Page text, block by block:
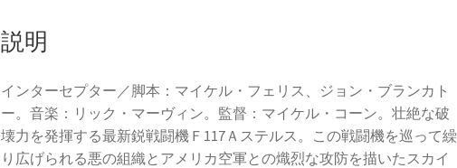
説明
インターセプター／脚本：マイケル・フェリス、ジョン・ブランカト
ー。音楽：リック・マーヴィン。監督：マイケル・コーン。壮絶な破
壊力を発揮する最新鋭戦闘機Ｆ117Ａステルス。この戦闘機を巡って繰
り広げられる悪の組織とアメリカ空軍との熾烈な攻防を描いたスカイ